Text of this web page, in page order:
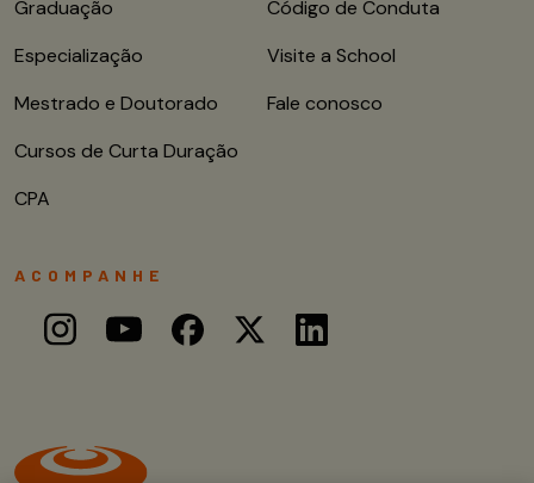
Graduação
Especialização
Mestrado e Doutorado
Cursos de Curta Duração
CPA
Código de Conduta
Visite a School
Fale conosco
ACOMPANHE